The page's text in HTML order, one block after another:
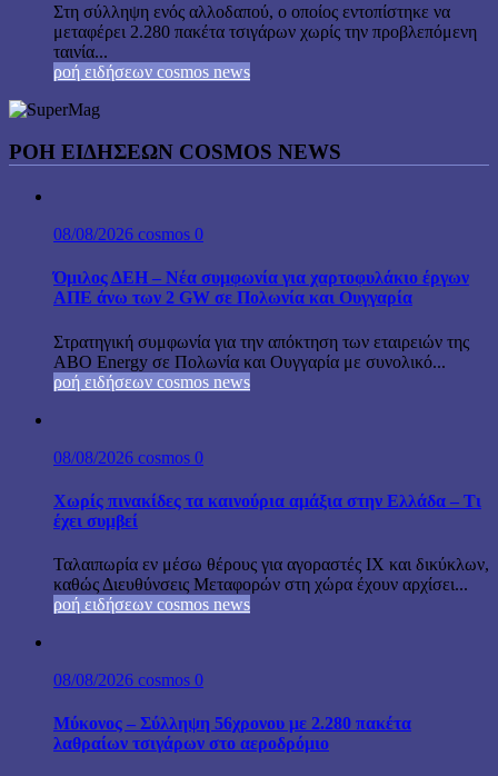
Στη σύλληψη ενός αλλοδαπού, ο οποίος εντοπίστηκε να
μεταφέρει 2.280 πακέτα τσιγάρων χωρίς την προβλεπόμενη
ταινία...
ροή ειδήσεων cosmos news
ΡΟΉ ΕΙΔΉΣΕΩΝ COSMOS NEWS
08/08/2026 cosmos 0
Όμιλος ΔΕΗ – Νέα συμφωνία για χαρτοφυλάκιο έργων
ΑΠΕ άνω των 2 GW σε Πολωνία και Ουγγαρία
Στρατηγική συμφωνία για την απόκτηση των εταιρειών της
ABO Energy σε Πολωνία και Ουγγαρία με συνολικό...
ροή ειδήσεων cosmos news
08/08/2026 cosmos 0
Χωρίς πινακίδες τα καινούρια αμάξια στην Ελλάδα – Τι
έχει συμβεί
Ταλαιπωρία εν μέσω θέρους για αγοραστές ΙΧ και δικύκλων,
καθώς Διευθύνσεις Μεταφορών στη χώρα έχουν αρχίσει...
ροή ειδήσεων cosmos news
08/08/2026 cosmos 0
Μύκονος – Σύλληψη 56χρονου με 2.280 πακέτα
λαθραίων τσιγάρων στο αεροδρόμιο